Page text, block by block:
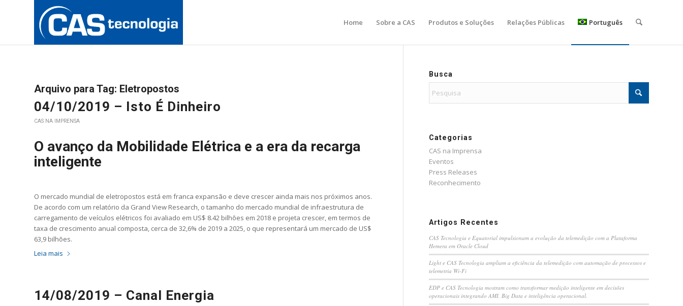
Home Sobre a CAS Produtos e Soluções Relações Públicas Português
Arquivo para Tag: Eletropostos
04/10/2019 – Isto É Dinheiro
CAS NA IMPRENSA
O avanço da Mobilidade Elétrica e a era da recarga
inteligente
O mercado mundial de eletropostos está em franca expansão e deve crescer ainda mais nos próximos anos.
De acordo com um relatório da Grand View Research, o tamanho do mercado mundial de infraestrutura de
carregamento de veículos elétricos foi avaliado em US$ 8.42 bilhões em 2018 e projeta crescer, em termos de
taxa de crescimento anual composta, cerca de 32,6% de 2019 a 2025, o que representará um mercado de US$
63,9 bilhões.
Leia mais
14/08/2019 – Canal Energia
Busca
Categorias
CAS na Imprensa
Eventos
Press Releases
Reconhecimento
Artigos Recentes
CAS Tecnologia e Equatorial impulsionam a evolução da telemedição com a Plataforma
Hemera em Oracle Cloud
Light e CAS Tecnologia ampliam a eficiência da telemedição com automação de processos e
telemetria Wi-Fi
EDP e CAS Tecnologia mostram como transformar medição inteligente em decisões
operacionais integrando AMI, Big Data e inteligência operacional.